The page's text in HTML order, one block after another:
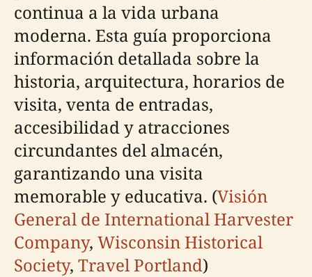
continua a la vida urbana
moderna. Esta guía proporciona
información detallada sobre la
historia, arquitectura, horarios de
visita, venta de entradas,
accesibilidad y atracciones
circundantes del almacén,
garantizando una visita
memorable y educativa. (Visión
General de International Harvester
Company, Wisconsin Historical
Society, Travel Portland)